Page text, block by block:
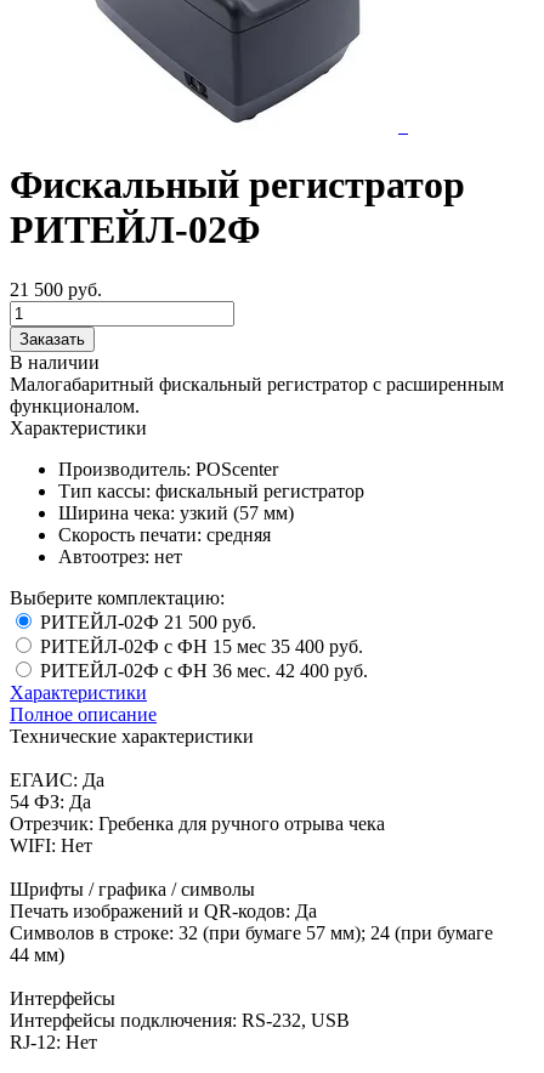
Фискальный регистратор
РИТЕЙЛ-02Ф
21 500 руб.
Заказать
В наличии
Малогабаритный фискальный регистратор с расширенным
функционалом.
Характеристики
Производитель: POScenter
Тип кассы: фискальный регистратор
Ширина чека: узкий (57 мм)
Скорость печати: средняя
Автоотрез: нет
Выберите комплектацию:
РИТЕЙЛ-02Ф 21 500 руб.
РИТЕЙЛ-02Ф с ФН 15 мес 35 400 руб.
РИТЕЙЛ-02Ф с ФН 36 мес. 42 400 руб.
Характеристики
Полное описание
Технические характеристики
ЕГАИС: Да
54 ФЗ: Да
Отрезчик: Гребенка для ручного отрыва чека
WIFI: Нет
Шрифты / графика / символы
Печать изображений и QR-кодов: Да
Символов в строке: 32 (при бумаге 57 мм); 24 (при бумаге
44 мм)
Интерфейсы
Интерфейсы подключения: RS-232, USB
RJ-12: Нет